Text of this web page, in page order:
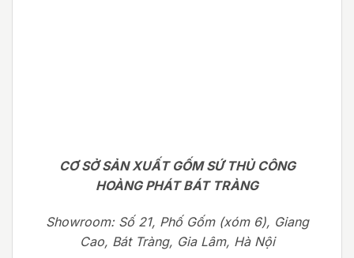
CƠ SỞ SẢN XUẤT GỐM SỨ THỦ CÔNG
HOÀNG PHÁT BÁT TRÀNG
Showroom: Số 21, Phố Gốm (xóm 6), Giang
Cao, Bát Tràng, Gia Lâm, Hà Nội